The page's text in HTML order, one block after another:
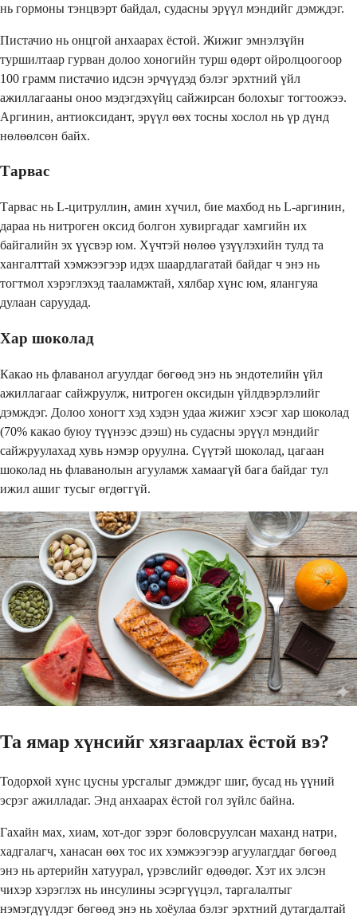
нь гормоны тэнцвэрт байдал, судасны эрүүл мэндийг дэмждэг.
Пистачио нь онцгой анхаарах ёстой. Жижиг эмнэлзүйн
туршилтаар гурван долоо хоногийн турш өдөрт ойролцоогоор
100 грамм пистачио идсэн эрчүүдэд бэлэг эрхтний үйл
ажиллагааны оноо мэдэгдэхүйц сайжирсан болохыг тогтоожээ.
Аргинин, антиоксидант, эрүүл өөх тосны хослол нь үр дүнд
нөлөөлсөн байх.
Тарвас
Тарвас нь L-цитруллин, амин хүчил, бие махбод нь L-аргинин,
дараа нь нитроген оксид болгон хувиргадаг хамгийн их
байгалийн эх үүсвэр юм. Хүчтэй нөлөө үзүүлэхийн тулд та
хангалттай хэмжээгээр идэх шаардлагатай байдаг ч энэ нь
тогтмол хэрэглэхэд тааламжтай, хялбар хүнс юм, ялангуяа
дулаан саруудад.
Хар шоколад
Какао нь флаванол агуулдаг бөгөөд энэ нь эндотелийн үйл
ажиллагааг сайжруулж, нитроген оксидын үйлдвэрлэлийг
дэмждэг. Долоо хоногт хэд хэдэн удаа жижиг хэсэг хар шоколад
(70% какао буюу түүнээс дээш) нь судасны эрүүл мэндийг
сайжруулахад хувь нэмэр оруулна. Сүүтэй шоколад, цагаан
шоколад нь флаванолын агууламж хамаагүй бага байдаг тул
ижил ашиг тусыг өгдөггүй.
Та ямар хүнсийг хязгаарлах ёстой вэ?
Тодорхой хүнс цусны урсгалыг дэмждэг шиг, бусад нь үүний
эсрэг ажилладаг. Энд анхаарах ёстой гол зүйлс байна.
Гахайн мах, хиам, хот-дог зэрэг боловсруулсан маханд натри,
хадгалагч, ханасан өөх тос их хэмжээгээр агуулагддаг бөгөөд
энэ нь артерийн хатуурал, үрэвслийг өдөөдөг. Хэт их элсэн
чихэр хэрэглэх нь инсулины эсэргүүцэл, таргалалтыг
нэмэгдүүлдэг бөгөөд энэ нь хоёулаа бэлэг эрхтний дутагдалтай